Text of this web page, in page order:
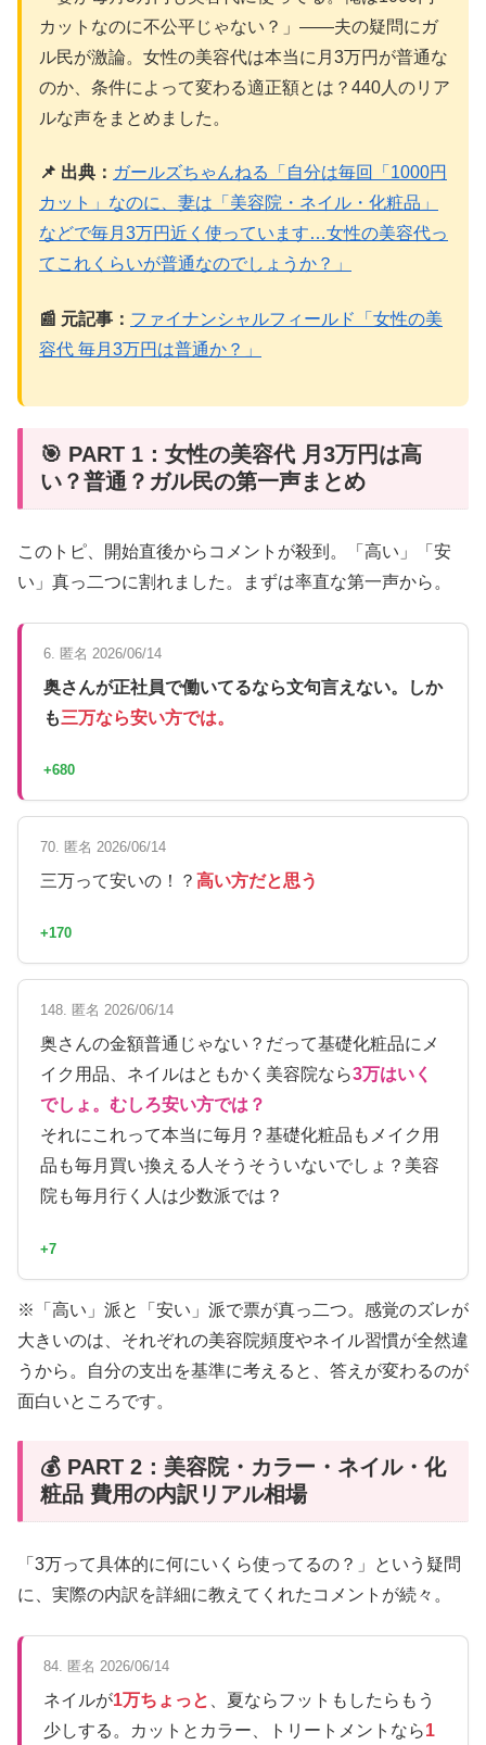
カットなのに不公平じゃない？」——夫の疑問にガ
ル民が激論。女性の美容代は本当に月3万円が普通な
のか、条件によって変わる適正額とは？440人のリア
ルな声をまとめました。
📌 出典： ガールズちゃんねる「自分は毎回「1000円
カット」なのに、妻は「美容院・ネイル・化粧品」
などで毎月3万円近く使っています…女性の美容代っ
てこれくらいが普通なのでしょうか？」
📰 元記事： ファイナンシャルフィールド「女性の美
容代 毎月3万円は普通か？」
🎯 PART 1：女性の美容代 月3万円は高
い？普通？ガル民の第一声まとめ
このトピ、開始直後からコメントが殺到。「高い」「安
い」真っ二つに割れました。まずは率直な第一声から。
6. 匿名 2026/06/14
奥さんが正社員で働いてるなら文句言えない。しか
も三万なら安い方では。
+680
70. 匿名 2026/06/14
三万って安いの！？ 高い方だと思う
+170
148. 匿名 2026/06/14
奥さんの金額普通じゃない？だって基礎化粧品にメ
イク用品、ネイルはともかく美容院なら3万はいく
でしょ。むしろ安い方では？
それにこれって本当に毎月？基礎化粧品もメイク用
品も毎月買い換える人そうそういないでしょ？美容
院も毎月行く人は少数派では？
+7
※「高い」派と「安い」派で票が真っ二つ。感覚のズレが
大きいのは、それぞれの美容院頻度やネイル習慣が全然違
うから。自分の支出を基準に考えると、答えが変わるのが
面白いところです。
💰 PART 2：美容院・カラー・ネイル・化
粧品 費用の内訳リアル相場
「3万って具体的に何にいくら使ってるの？」という疑問
に、実際の内訳を詳細に教えてくれたコメントが続々。
84. 匿名 2026/06/14
ネイルが1万ちょっと
、夏ならフットもしたらもう
少しする。カットとカラー、トリートメントなら1